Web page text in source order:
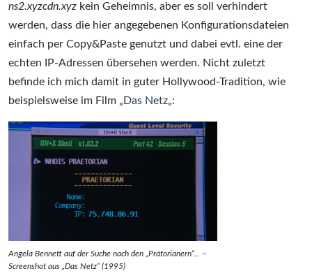
ns2.xyzcdn.xyz kein Geheimnis, aber es soll verhindert
werden, dass die hier angegebenen Konfigurationsdateien
einfach per Copy&Paste genutzt und dabei evtl. eine der
echten IP-Adressen übersehen werden. Nicht zuletzt
befinde ich mich damit in guter Hollywood-Tradition, wie
beispielsweise im Film „ Das Netz„:
Angela Bennett auf der Suche nach den „Prätorianern“… –
Screenshot aus „Das Netz“ (1995)